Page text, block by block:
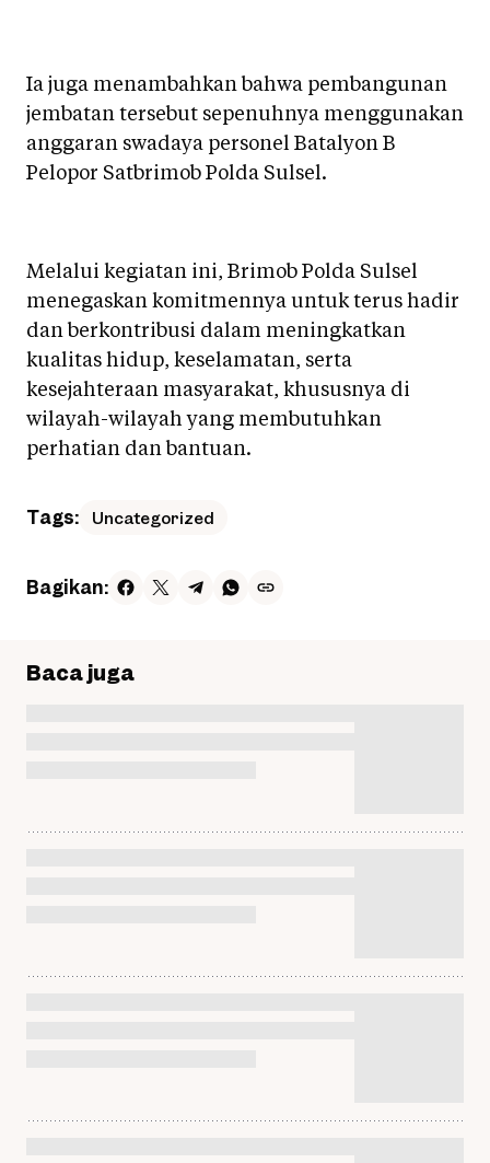
Ia juga menambahkan bahwa pembangunan
jembatan tersebut sepenuhnya menggunakan
anggaran swadaya personel Batalyon B
Pelopor Satbrimob Polda Sulsel.
Melalui kegiatan ini, Brimob Polda Sulsel
menegaskan komitmennya untuk terus hadir
dan berkontribusi dalam meningkatkan
kualitas hidup, keselamatan, serta
kesejahteraan masyarakat, khususnya di
wilayah-wilayah yang membutuhkan
perhatian dan bantuan.
Tags: Uncategorized
Bagikan:
Baca juga